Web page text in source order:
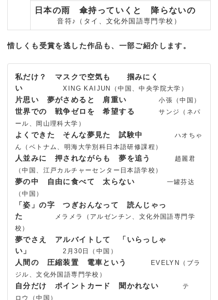
日本の雨 傘持っていくと 降らないの
音符♪（タイ、文化外国語専門学校）
惜しくも受賞を逃した作品も、一部ご紹介します。
私だけ？ マスクで空気も 掴みにく
い
XING KAIJUN（中国、中央学院大学）
片思い 夢がさめると 肩重い 小張（中国）
世界での 戦争ゼロを 希望する
サンジ（ネパ
ール、岡山理科大学）
よくできた そんな夢見た 試験中
ハオちゃ
ん（ベトナム、明海大学別科日本語研修課程）
人並みに 押されながらも 夢を追う
趙麗君
（中国、江戸カルチャーセンター日本語学校）
夢の中 自由に食べて 太らない
一罐芬达
（中国）
「姿」の字 つぎおんなって 読んじゃっ
た
メラメラ（アルゼンチン、文化外国語専門学
校）
夢でさえ アルバイトして 「いらっしゃ
い」
2月30日（中国）
人間の 圧縮装置 電車という
EVELYN（ブラ
ジル、文化外国語専門学校）
自分だけ ポイントカード 聞かれない
テ
ロウ（中国）